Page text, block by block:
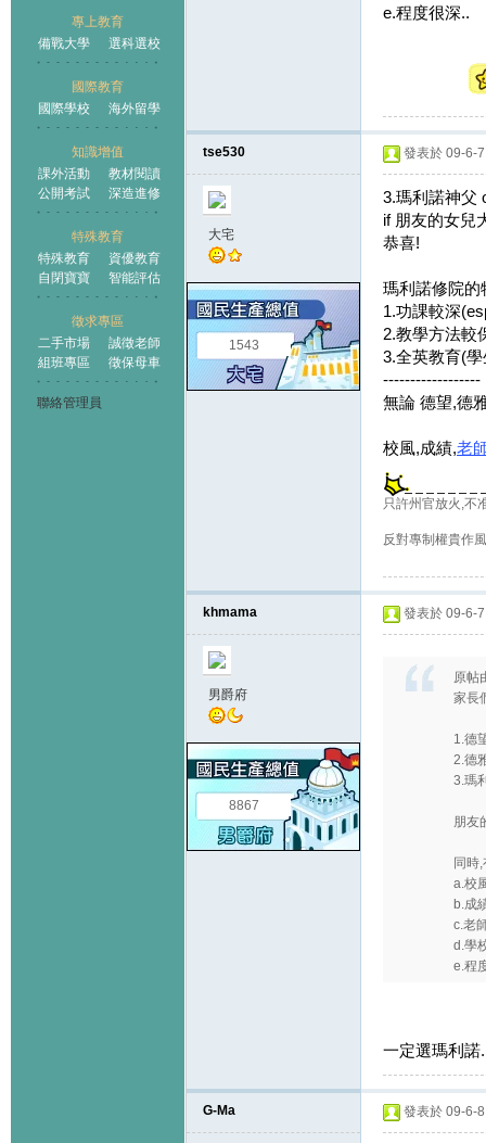
專上教育
備戰大學
選科選校
國際教育
國際學校
海外留學
知識增值
課外活動
教材閱讀
公開考試
深造進修
特殊教育
特殊教育
資優教育
自閉寶寶
智能評估
徵求專區
二手市場
誠徵老師
組班專區
徵保母車
聯絡管理員
e.程度很深..
tse530
大宅
1543
發表於 09-6-
3.瑪利諾神父
if 朋友的女兒
恭喜!
瑪利諾修院的
1.功課較深
2.教學方法較
3.全英教育(
------------------
無論 德望,德
校風,成績,老
只許州官放火,不
反對專制權貴作風
khmama
男爵府
8867
發表於 09-6-
原帖
家長
1.德
2.德
3.瑪
朋友
同時
a.校
b.成
c.老
d.學
e.程
一定選瑪利諾.
G-Ma 發表於 09-6-